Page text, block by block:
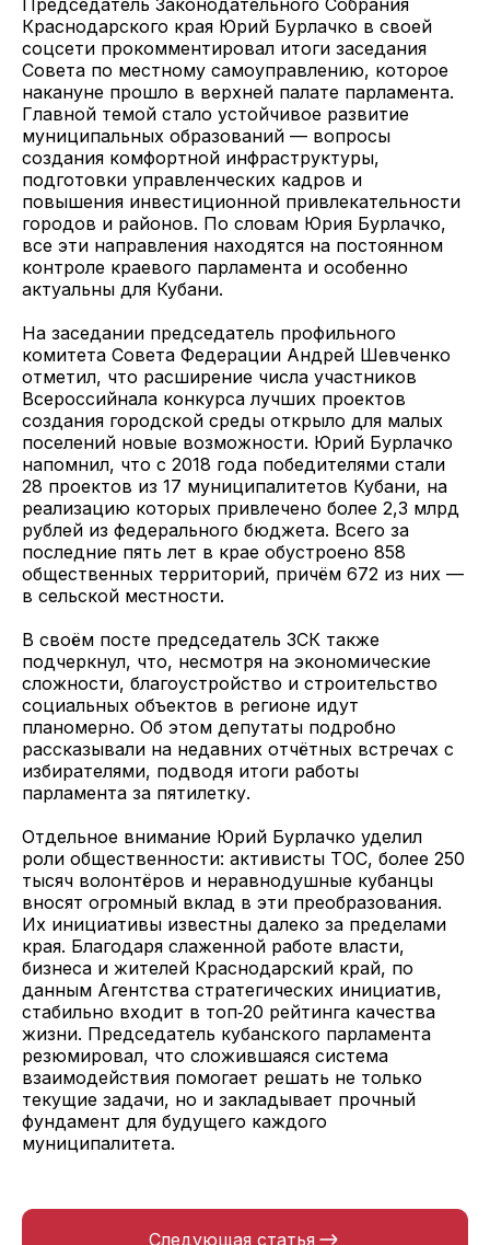
Председатель Законодательного Собрания
Краснодарского края Юрий Бурлачко в своей
соцсети прокомментировал итоги заседания
Совета по местному самоуправлению, которое
накануне прошло в верхней палате парламента.
Главной темой стало устойчивое развитие
муниципальных образований — вопросы
создания комфортной инфраструктуры,
подготовки управленческих кадров и
повышения инвестиционной привлекательности
городов и районов. По словам Юрия Бурлачко,
все эти направления находятся на постоянном
контроле краевого парламента и особенно
актуальны для Кубани.
На заседании председатель профильного
комитета Совета Федерации Андрей Шевченко
отметил, что расширение числа участников
Всероссийнала конкурса лучших проектов
создания городской среды открыло для малых
поселений новые возможности. Юрий Бурлачко
напомнил, что с 2018 года победителями стали
28 проектов из 17 муниципалитетов Кубани, на
реализацию которых привлечено более 2,3 млрд
рублей из федерального бюджета. Всего за
последние пять лет в крае обустроено 858
общественных территорий, причём 672 из них —
в сельской местности.
В своём посте председатель ЗСК также
подчеркнул, что, несмотря на экономические
сложности, благоустройство и строительство
социальных объектов в регионе идут
планомерно. Об этом депутаты подробно
рассказывали на недавних отчётных встречах с
избирателями, подводя итоги работы
парламента за пятилетку.
Отдельное внимание Юрий Бурлачко уделил
роли общественности: активисты ТОС, более 250
тысяч волонтёров и неравнодушные кубанцы
вносят огромный вклад в эти преобразования.
Их инициативы известны далеко за пределами
края. Благодаря слаженной работе власти,
бизнеса и жителей Краснодарский край, по
данным Агентства стратегических инициатив,
стабильно входит в топ‑20 рейтинга качества
жизни. Председатель кубанского парламента
резюмировал, что сложившаяся система
взаимодействия помогает решать не только
текущие задачи, но и закладывает прочный
фундамент для будущего каждого
муниципалитета.
Следующая статья